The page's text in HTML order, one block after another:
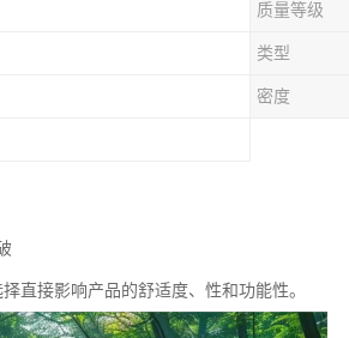
质量等级
类型
密度
直接影响产品的舒适度、性和功能性。